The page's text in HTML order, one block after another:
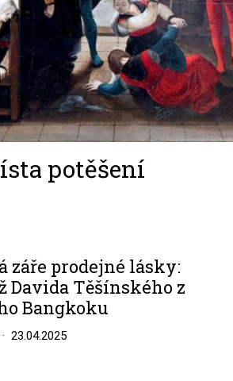
potěšení
záře prodejné lásky:
Davida Těšínského z
Bangkoku
23.04.2025